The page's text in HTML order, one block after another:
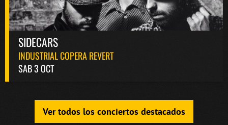
SIDECARS
INDUSTRIAL COPERA REVERT
SAB 3 OCT
Ver todos los conciertos destacados